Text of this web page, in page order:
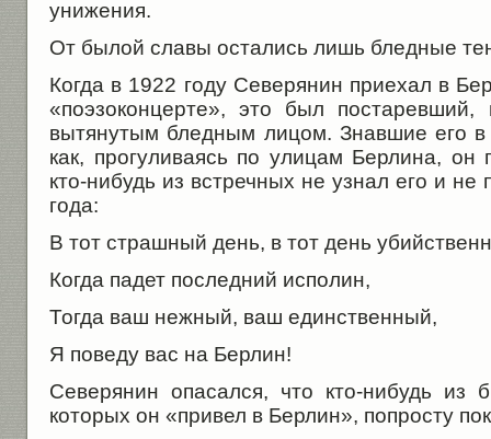
унижения.
От былой славы остались лишь бледные
Когда в 1922 году Северянин приехал в
«поэзоконцерте», это был
вытянутым бледным лицом. Знавшие его в
как, прогуливаясь по улицам Берлина, он
кто-нибудь из встречных не узнал его и не
года:
В тот страшный день, в тот день
Когда падет последний исполин,
Тогда ваш нежный, ваш единственный,
Я поведу вас на Берлин!
Северянин опасался, что кто-нибудь
которых он «привел в Берлин», попросту